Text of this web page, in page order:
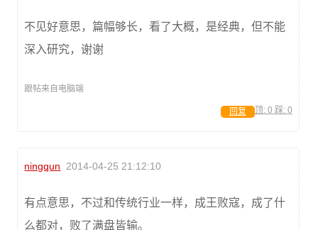
不见好意思，篇幅够长，看了大概，是经典，但不能
深入研究，谢谢
跟帖来自电脑端
顶: 0 踩: 0
回复
ningqun 2014-04-25 21:12:10
有点意思，不过和传统行业一样，成王败寇，成了什
么都对，败了满盘皆输。